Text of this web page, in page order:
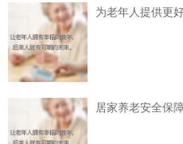
为老年人提供更
居家养老安全保